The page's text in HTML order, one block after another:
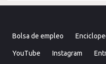
Bolsa de empleo
YouTube Instagram